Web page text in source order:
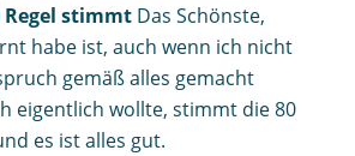
Regel stimmtDas Schönste,
habe ist, auch wenn ich nicht
gemäß alles gemacht
eigentlich wollte, stimmt die 80
es ist alles gut.